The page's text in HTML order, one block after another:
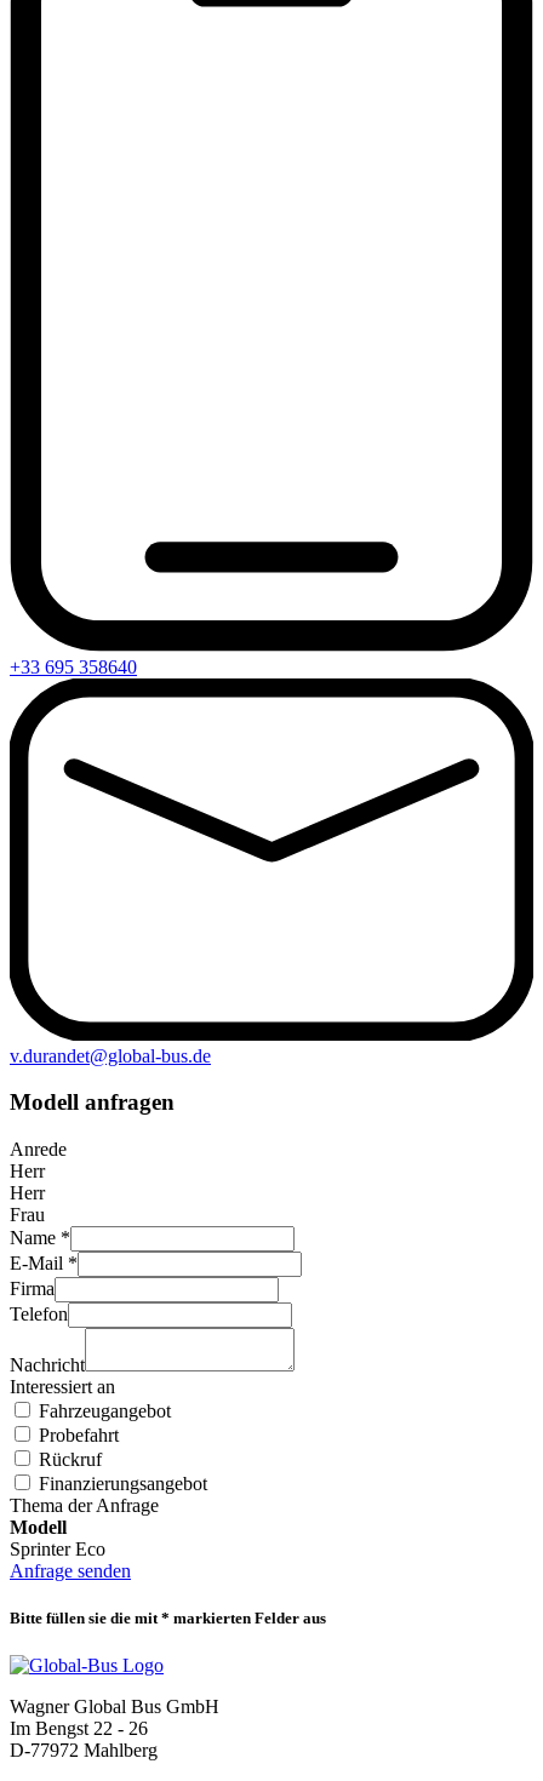
+33 695 358640
v.durandet@global-bus.de
Modell anfragen
Anrede
Herr
Herr
Frau
Name *
E-Mail *
Firma
Telefon
Nachricht
Interessiert an
Fahrzeugangebot
Probefahrt
Rückruf
Finanzierungsangebot
Thema der Anfrage
Modell
Sprinter Eco
Anfrage senden
Bitte füllen sie die mit * markierten Felder aus
Wagner Global Bus GmbH
Im Bengst 22 - 26
D-77972 Mahlberg